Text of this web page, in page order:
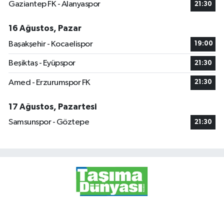
Gaziantep FK - Alanyaspor 21:30
16 Ağustos, Pazar
Başakşehir - Kocaelispor
19:00
Beşiktaş - Eyüpspor 21:30
Amed - Erzurumspor FK 21:30
17 Ağustos, Pazartesi
Samsunspor - Göztepe
21:30